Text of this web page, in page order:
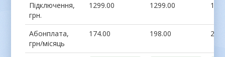
Підключення,
грн.
1299.00 1299.00
Абонплата,
грн/місяць
174.00 198.00